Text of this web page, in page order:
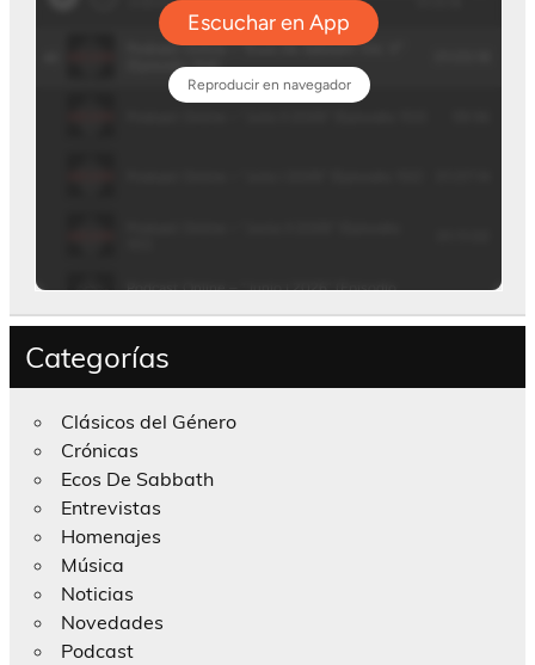
Categorías
Clásicos del Género
Crónicas
Ecos De Sabbath
Entrevistas
Homenajes
Música
Noticias
Novedades
Podcast